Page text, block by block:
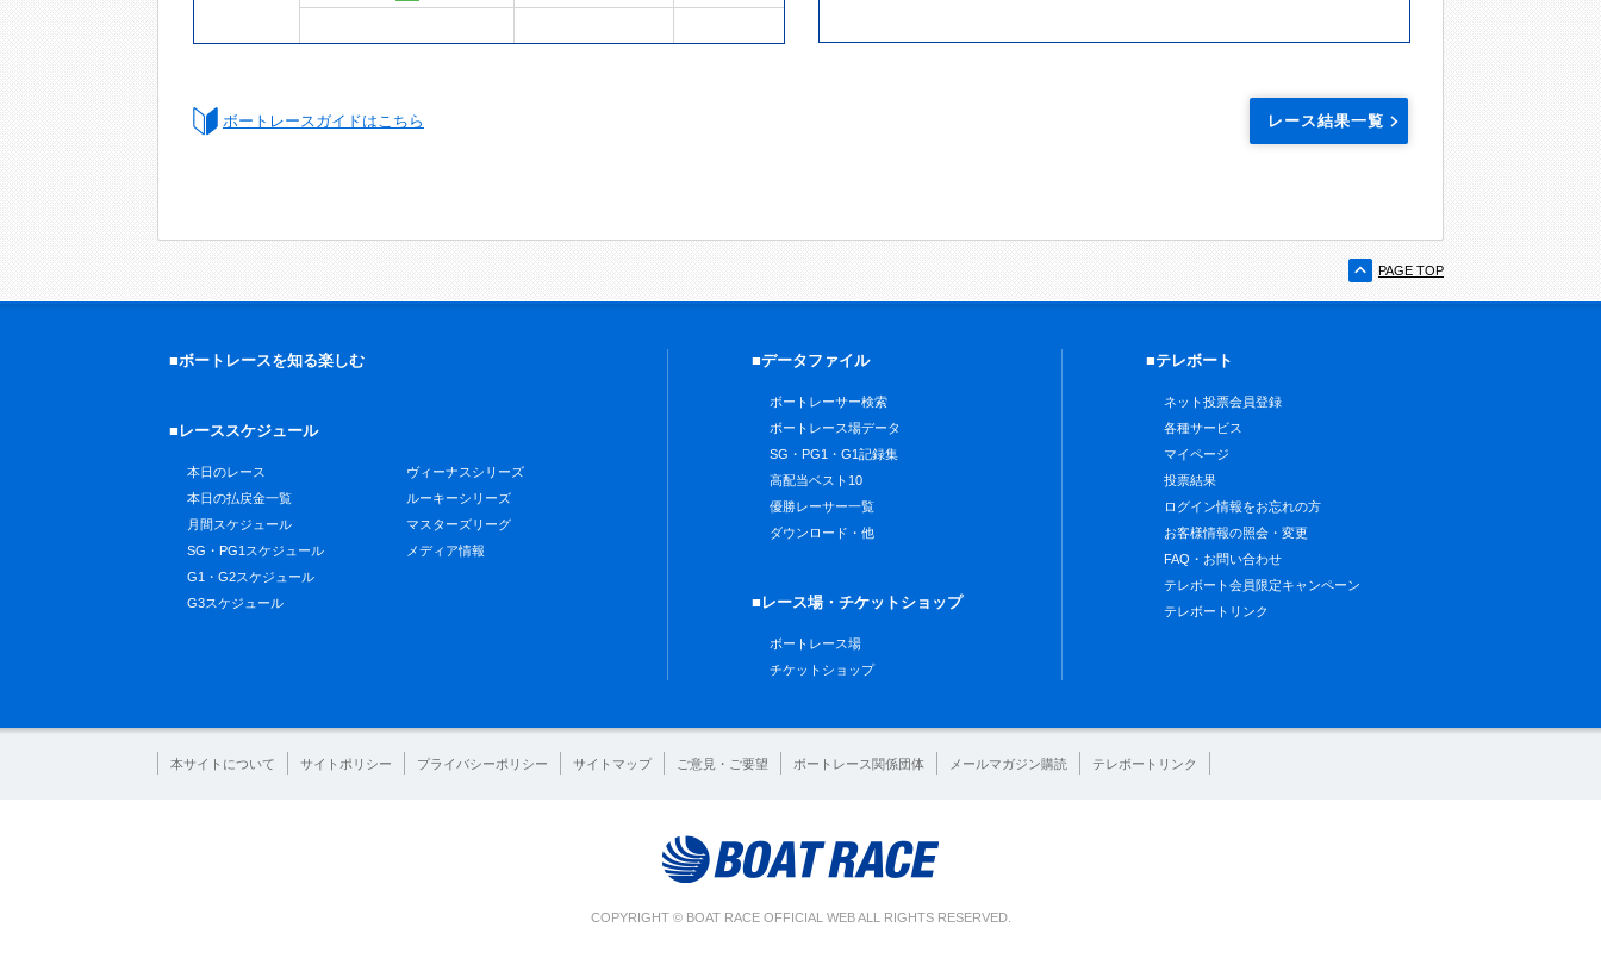
ボートレースガイドはこちら レース結果一覧
PAGE TOP
■ボートレースを知る楽しむ
■レーススケジュール
本日のレース
本日の払戻金一覧
月間スケジュール
SG・PG1スケジュール
G1・G2スケジュール
G3スケジュール
ヴィーナスシリーズ
ルーキーシリーズ
マスターズリーグ
メディア情報
■データファイル
ボートレーサー検索
ボートレース場データ
SG・PG1・G1記録集
高配当ベスト10
優勝レーサー一覧
ダウンロード・他
■レース場・チケットショップ
ボートレース場
チケットショップ
■テレボート
ネット投票会員登録
各種サービス
マイページ
投票結果
ログイン情報をお忘れの方
お客様情報の照会・変更
FAQ・お問い合わせ
テレボート会員限定キャンペーン
テレボートリンク
本サイトについて サイトポリシー プライバシーポリシー サイトマップ ご意見・ご要望 ボートレース関係団体 メールマガジン購読 テレボートリンク
COPYRIGHT © BOAT RACE OFFICIAL WEB ALL RIGHTS RESERVED.